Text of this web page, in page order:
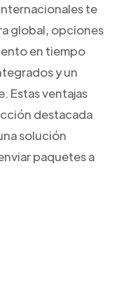
te
global, opciones
en tiempo
y un
Estas ventajas
destacada
solución
paquetes a